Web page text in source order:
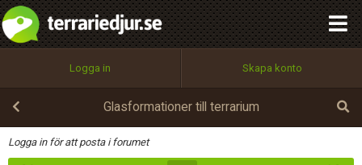
Logga in Skapa konto
Glasformationer till terrarium
Logga in för att posta i forumet
Infoga
Utför
100%
OK
integritetspolicy
Namn:
Epost:
Begär nytt lösenord
Tillbaka till förstasidan